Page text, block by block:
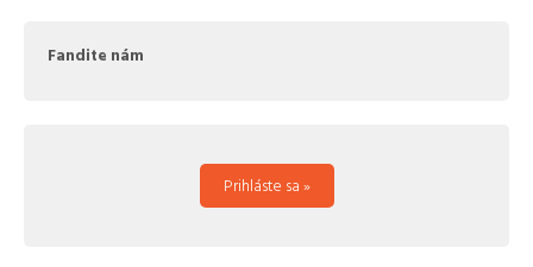
Fandite nám
Prihláste sa »